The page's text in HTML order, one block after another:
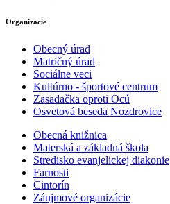
Organizácie
Obecný úrad
Matričný úrad
Sociálne veci
Kultúrno - športové centrum
Zasadačka oproti Ocú
Osvetová beseda Nozdrovice
Obecná knižnica
Materská a základná škola
Stredisko evanjelickej diakonie
Farnosti
Cintorín
Záujmové organizácie